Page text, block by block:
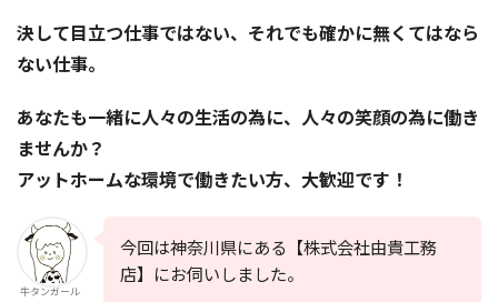
決して目立つ仕事ではない、それでも確かに無くてはなら
ない仕事。
あなたも一緒に人々の生活の為に、人々の笑顔の為に働き
ませんか？
アットホームな環境で働きたい方、大歓迎です！
牛タンガール
今回は神奈川県にある 【株式会社由貴工務
店】 にお伺いしました。